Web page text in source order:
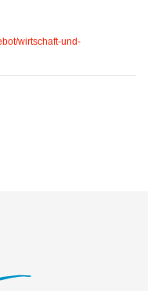
wirtschaft-und-